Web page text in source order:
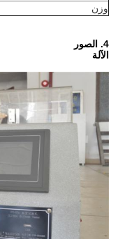
وزن
4. الصور
الآلة